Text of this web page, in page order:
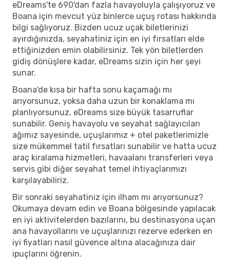
eDreams'te 690'dan fazla havayoluyla çalışıyoruz ve
Boana için mevcut yüz binlerce uçuş rotası hakkında
bilgi sağlıyoruz. Bizden ucuz uçak biletlerinizi
ayırdığınızda, seyahatiniz için en iyi fırsatları elde
ettiğinizden emin olabilirsiniz. Tek yön biletlerden
gidiş dönüşlere kadar, eDreams sizin için her şeyi
sunar.
Boana'de kısa bir hafta sonu kaçamağı mı
arıyorsunuz, yoksa daha uzun bir konaklama mı
planlıyorsunuz, eDreams size büyük tasarruflar
sunabilir. Geniş havayolu ve seyahat sağlayıcıları
ağımız sayesinde, uçuşlarımız + otel paketlerimizle
size mükemmel tatil fırsatları sunabilir ve hatta ucuz
araç kiralama hizmetleri, havaalanı transferleri veya
servis gibi diğer seyahat temel ihtiyaçlarımızı
karşılayabiliriz.
Bir sonraki seyahatiniz için ilham mı arıyorsunuz?
Okumaya devam edin ve Boana bölgesinde yapılacak
en iyi aktivitelerden bazılarını, bu destinasyona uçan
ana havayollarını ve uçuşlarınızı rezerve ederken en
iyi fiyatları nasıl güvence altına alacağınıza dair
ipuçlarını öğrenin.